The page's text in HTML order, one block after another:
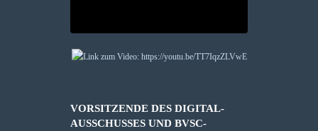
VORSITZENDE DES DIGITAL-
AUSSCHUSSES UND BVSC-